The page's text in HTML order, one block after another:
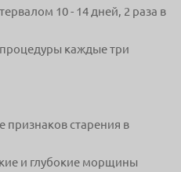
10 - 14 дней, 2 раза в
каждые три
признаков старения в
и глубокие морщины